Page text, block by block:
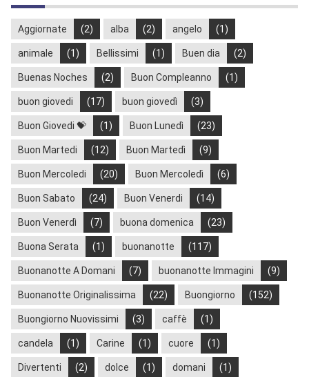
Aggiornate (2) alba (2) angelo (1)
animale (1) Bellissimi (1) Buen dia (2)
Buenas Noches (2) Buon Compleanno (1)
buon giovedi (17) buon giovedì (3)
Buon Giovedi 💝 (1) Buon Lunedì (23)
Buon Martedi (12) Buon Martedì (9)
Buon Mercoledi (20) Buon Mercoledì (6)
Buon Sabato (24) Buon Venerdi (14)
Buon Venerdì (7) buona domenica (23)
Buona Serata (1) buonanotte (117)
Buonanotte A Domani (7) buonanotte Immagini (9)
Buonanotte Originalissima (22) Buongiorno (152)
Buongiorno Nuovissimi (3) caffè (1)
candela (1) Carine (1) cuore (1)
Divertenti (2) dolce (1) domani (1)